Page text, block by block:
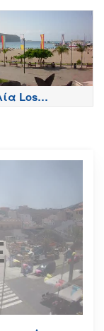
Sardinero -
Los
- Τενερίφη -